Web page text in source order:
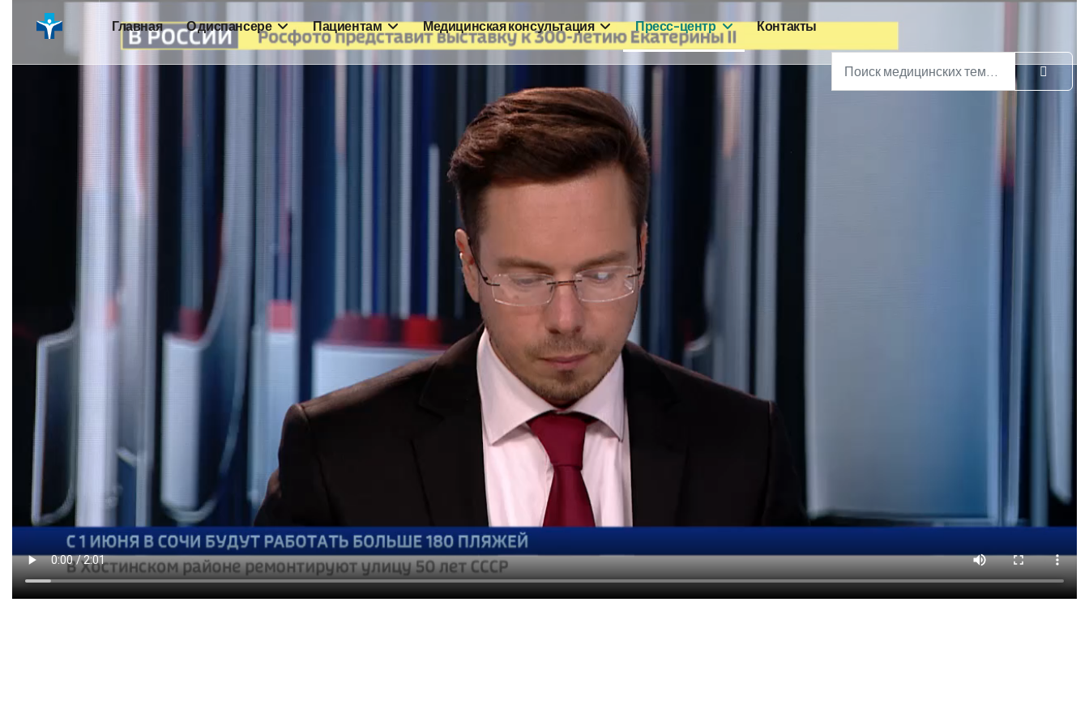
Главная О диспансере Пациентам Медицинская консультация Пресс-центр
Контакты